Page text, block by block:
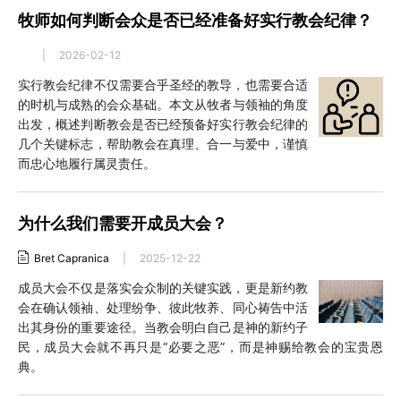
牧师如何判断会众是否已经准备好实行教会纪律？
2026-02-12
实行教会纪律不仅需要合乎圣经的教导，也需要合适
的时机与成熟的会众基础。本文从牧者与领袖的角度
出发，概述判断教会是否已经预备好实行教会纪律的
几个关键标志，帮助教会在真理、合一与爱中，谨慎
而忠心地履行属灵责任。
为什么我们需要开成员大会？
Bret Capranica 2025-12-22
成员大会不仅是落实会众制的关键实践，更是新约教
会在确认领袖、处理纷争、彼此牧养、同心祷告中活
出其身份的重要途径。当教会明白自己是神的新约子
民，成员大会就不再只是“必要之恶”，而是神赐给教会的宝贵恩
典。